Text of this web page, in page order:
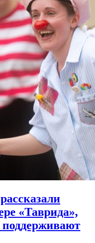
«Таврида»,
поддерживают